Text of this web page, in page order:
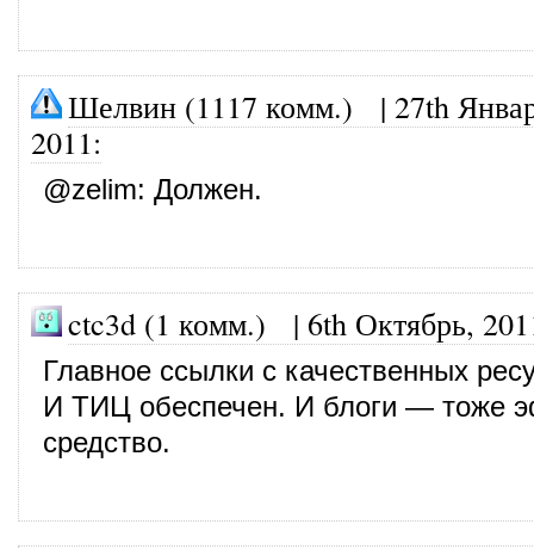
Шелвин (1117 комм.) | 27th
2011:
@zelim: Должен.
ctc3d (1 комм.) | 6th Октябрь,
Главное ссылки с качественных
И ТИЦ обеспечен. И блоги — тоже
средство.